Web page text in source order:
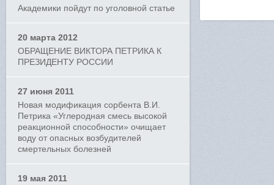
Академики пойдут по уголовной статье
20 марта 2012
ОБРАЩЕНИЕ ВИКТОРА ПЕТРИКА К
ПРЕЗИДЕНТУ РОССИИ
27 июня 2011
Новая модификация сорбента В.И.
Петрика «Углеродная смесь высокой
реакционной способности» очищает
воду от опасных возбудителей
смертельных болезней
19 мая 2011